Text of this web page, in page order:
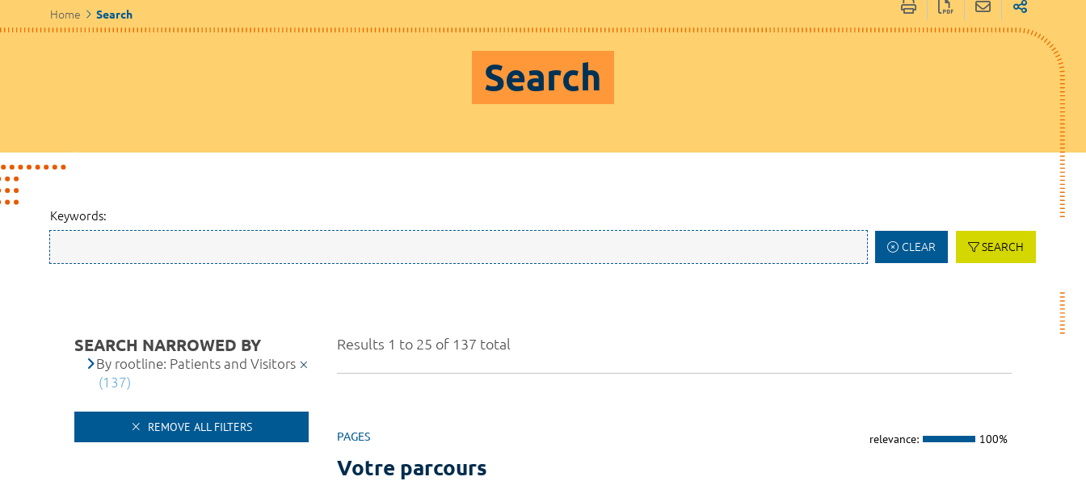
Home Search
Search
Keywords:
CLEAR SEARCH
Results 1 to 25 of 137 total
PAGES relevance: 100%
Votre parcours
SEARCH NARROWED BY
By rootline: Patients and Visitors
(137)
REMOVE ALL FILTERS